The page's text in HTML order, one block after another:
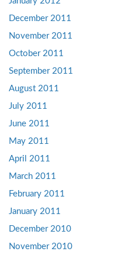
December 2011
November 2011
October 2011
September 2011
August 2011
July 2011
June 2011
May 2011
April 2011
March 2011
February 2011
January 2011
December 2010
November 2010